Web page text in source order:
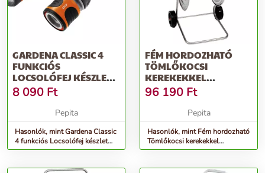
GARDENA CLASSIC 4
FUNKCIÓS
LOCSOLÓFEJ KÉSZLET
8122 UTÓDJA - SZÜRK...
8 090 Ft
Pepita
Hasonlók, mint Gardena Classic
4 funkciós Locsolófej készlet
8122 utódja - szürk...
FÉM HORDOZHATÓ
TÖMLŐKOCSI
KEREKEKKEL
3/4&QUOT;-100M,
1&QUOT;-50M - EZÜST
96 190 Ft
Pepita
Hasonlók, mint Fém hordozható
Tömlőkocsi kerekekkel
3/4&quot;-100m, 1&quot;-50m